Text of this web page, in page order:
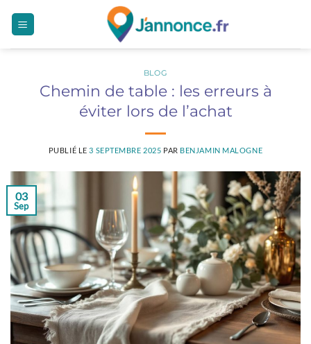
BLOG
Chemin de table : les erreurs à
éviter lors de l’achat
PUBLIÉ LE 3 SEPTEMBRE 2025 PAR BENJAMIN MALOGNE
03
Sep